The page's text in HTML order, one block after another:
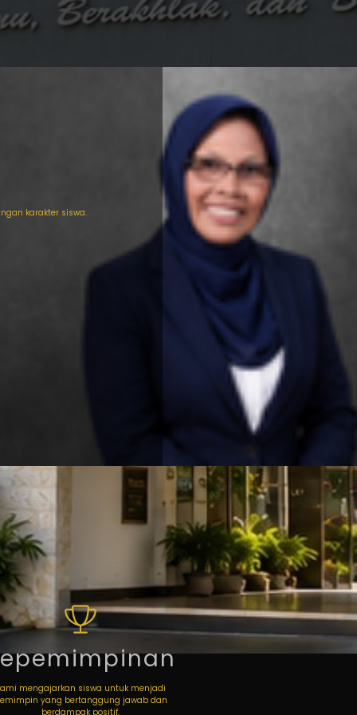
karakter siswa.
mengajarkan siswa untuk menjadi
yang bertanggung jawab dan
berdampak positif.